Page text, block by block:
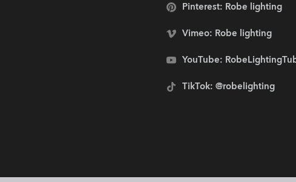
Pinterest: Robe lighting
Vimeo: Robe lighting
YouTube:
TikTok: @robelighting